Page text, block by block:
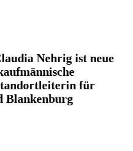
Nehrig ist neue
für
Blankenburg